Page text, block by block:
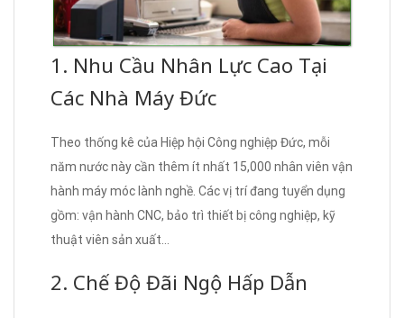
1. Nhu Cầu Nhân Lực Cao Tại
Các Nhà Máy Đức
Theo thống kê của Hiệp hội Công nghiệp Đức, mỗi
năm nước này cần thêm ít nhất 15,000 nhân viên vận
hành máy móc lành nghề. Các vị trí đang tuyển dụng
gồm: vận hành CNC, bảo trì thiết bị công nghiệp, kỹ
thuật viên sản xuất…
2. Chế Độ Đãi Ngộ Hấp Dẫn